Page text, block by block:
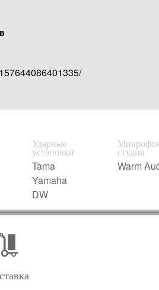
Ударные
установки
Tama
Yamaha
DW
студия
Warm